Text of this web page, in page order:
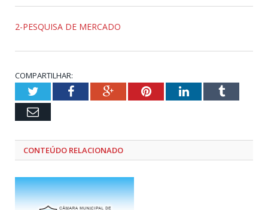
2-PESQUISA DE MERCADO
COMPARTILHAR:
TwitterFacebookGoogle+PinterestLinkedInTumblr
Email
CONTEÚDO RELACIONADO